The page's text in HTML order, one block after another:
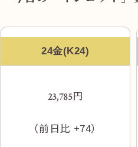
24金(K24)
23,785円
（前日比 +74）